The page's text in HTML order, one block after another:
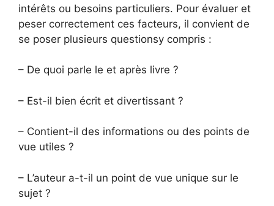
intérêts ou besoins particuliers. Pour évaluer et
peser correctement ces facteurs, il convient de
se poser plusieurs questionsy compris :
– De quoi parle le et après livre ?
– Est-il bien écrit et divertissant ?
– Contient-il des informations ou des points de
vue utiles ?
– L’auteur a-t-il un point de vue unique sur le
sujet ?